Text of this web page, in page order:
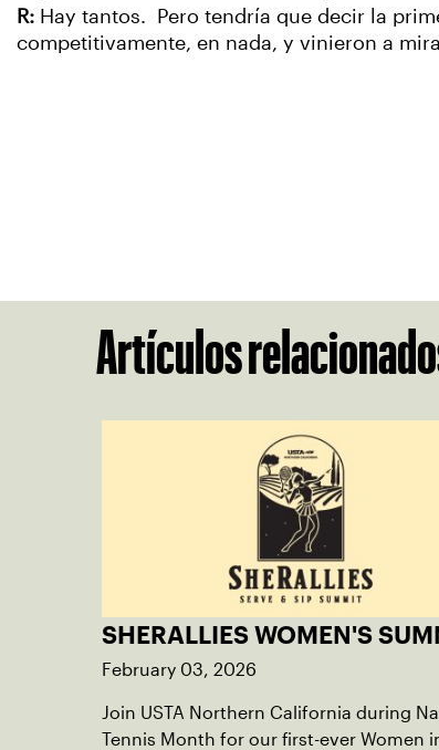
R: Hay tantos. Pero tendría que decir la
competitivamente, en nada, y vinieron a
Artículos
SHERALLIES WOMEN'S
February 03, 2026
Join USTA Northern California during
Tennis Month for our first-ever Women